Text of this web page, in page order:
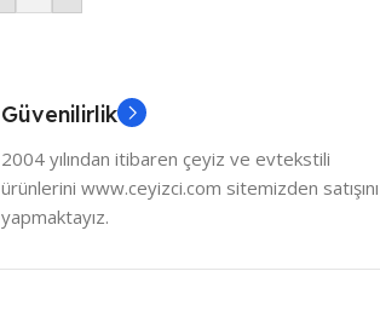
Güvenilirlik
2004 yılından itibaren çeyiz ve evtekstili
ürünlerini www.ceyizci.com sitemizden satışını
yapmaktayız.